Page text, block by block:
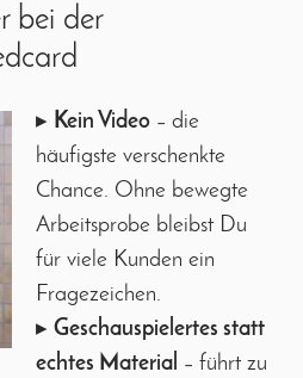
bei der
▸ Kein Video – die
häufigste verschenkte
Chance. Ohne bewegte
Arbeitsprobe bleibst Du
für viele Kunden ein
Fragezeichen.
▸Geschauspielertes statt
echtes Material – führt zu